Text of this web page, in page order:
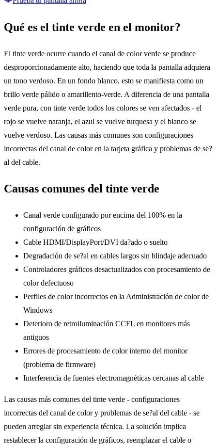
Qué es el tinte verde en el monitor?
El tinte verde ocurre cuando el canal de color verde se produce
desproporcionadamente alto, haciendo que toda la pantalla adquiera
un tono verdoso. En un fondo blanco, esto se manifiesta como un
brillo verde pálido o amarillento-verde. A diferencia de una pantalla
verde pura, con tinte verde todos los colores se ven afectados - el
rojo se vuelve naranja, el azul se vuelve turquesa y el blanco se
vuelve verdoso. Las causas más comunes son configuraciones
incorrectas del canal de color en la tarjeta gráfica y problemas de se?
al del cable.
Causas comunes del tinte verde
Canal verde configurado por encima del 100% en la
configuración de gráficos
Cable HDMI/DisplayPort/DVI da?ado o suelto
Degradación de se?al en cables largos sin blindaje adecuado
Controladores gráficos desactualizados con procesamiento de
color defectuoso
Perfiles de color incorrectos en la Administración de color de
Windows
Deterioro de retroiluminación CCFL en monitores más
antiguos
Errores de procesamiento de color interno del monitor
(problema de firmware)
Interferencia de fuentes electromagnéticas cercanas al cable
Las causas más comunes del tinte verde - configuraciones
incorrectas del canal de color y problemas de se?al del cable - se
pueden arreglar sin experiencia técnica. La solución implica
restablecer la configuración de gráficos, reemplazar el cable o